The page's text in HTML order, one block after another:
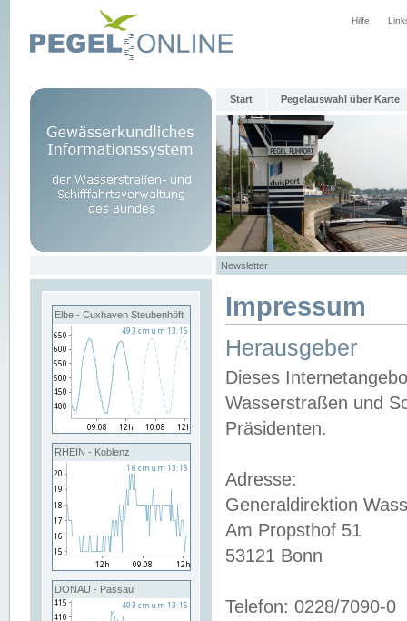
Hilfe
Start Pegelauswahl über Karte
Newsletter
Elbe - Cuxhaven Steubenhöft
RHEIN - Koblenz
DONAU - Passau
Impressum
Herausgeber
Dieses
Wasserstraßen und
Präsidenten.
Adresse:
Generaldirektion
Am Propsthof 51
53121 Bonn
Telefon: 0228/7090-0